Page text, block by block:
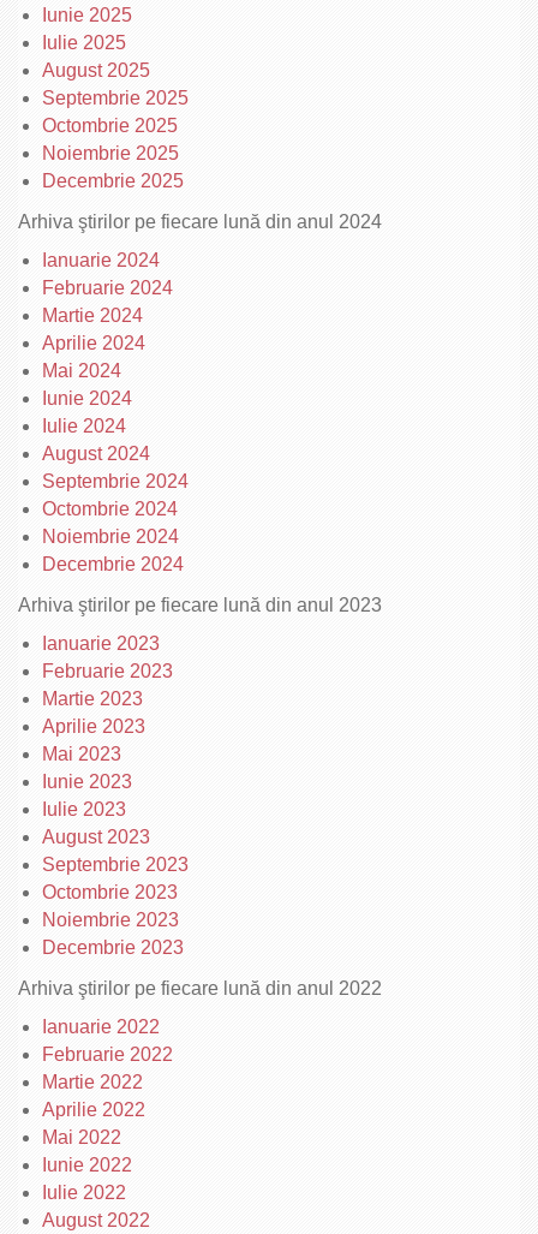
Iunie 2025
Iulie 2025
August 2025
Septembrie 2025
Octombrie 2025
Noiembrie 2025
Decembrie 2025
Arhiva ştirilor pe fiecare lună din anul 2024
Ianuarie 2024
Februarie 2024
Martie 2024
Aprilie 2024
Mai 2024
Iunie 2024
Iulie 2024
August 2024
Septembrie 2024
Octombrie 2024
Noiembrie 2024
Decembrie 2024
Arhiva ştirilor pe fiecare lună din anul 2023
Ianuarie 2023
Februarie 2023
Martie 2023
Aprilie 2023
Mai 2023
Iunie 2023
Iulie 2023
August 2023
Septembrie 2023
Octombrie 2023
Noiembrie 2023
Decembrie 2023
Arhiva ştirilor pe fiecare lună din anul 2022
Ianuarie 2022
Februarie 2022
Martie 2022
Aprilie 2022
Mai 2022
Iunie 2022
Iulie 2022
August 2022